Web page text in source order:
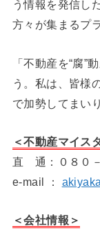
う情報を発信し
方々が集まるプ
「不動産を“腐”
う。私は、皆様
で加勢してまい
＜不動産マイス
直 通：０８０
e-mail ：
＜会社情報＞